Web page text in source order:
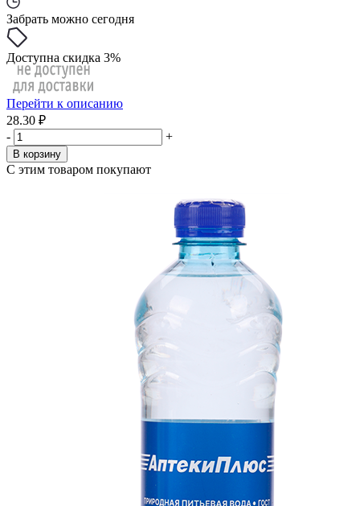
Забрать можно сегодня
Доступна скидка 3%
Перейти к описанию
28.30 ₽
-
+
В корзину
С этим товаром покупают